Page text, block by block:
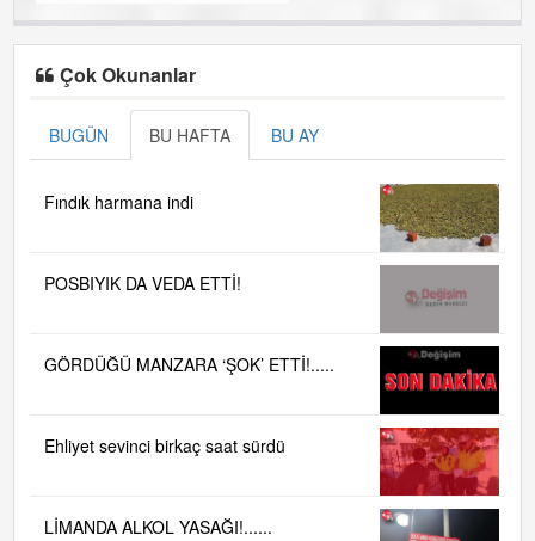
Çok Okunanlar
BUGÜN BU HAFTA BU AY
Fındık harmana indi
POSBIYIK DA VEDA ETTİ!
GÖRDÜĞÜ MANZARA ‘ŞOK’ ETTİ!.....
Ehliyet sevinci birkaç saat sürdü
LİMANDA ALKOL YASAĞI!......